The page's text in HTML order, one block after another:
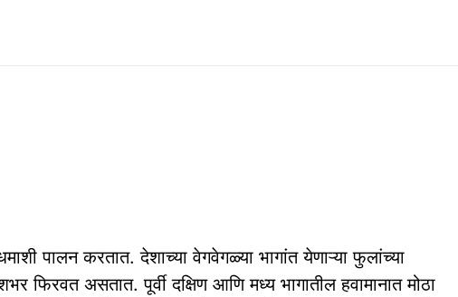
पालन करतात. देशाच्या वेगवेगळ्या भागांत येणाऱ्या फुलांच्या
फिरवत असतात. पूर्वी दक्षिण आणि मध्य भागातील हवामानात मोठा